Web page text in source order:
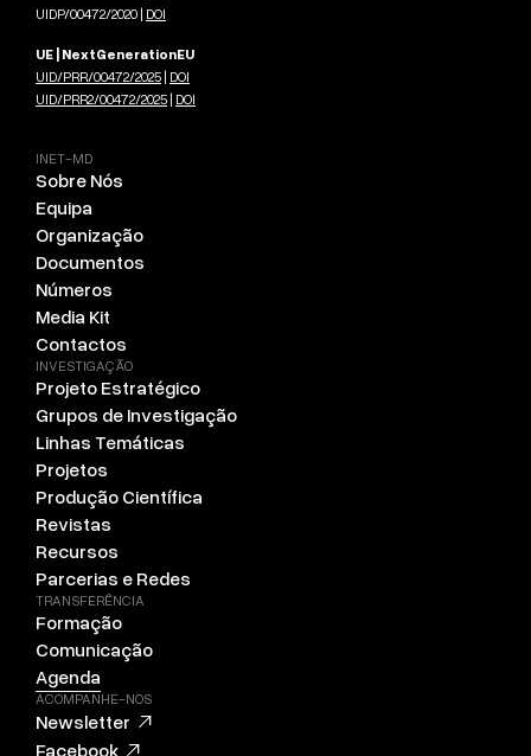
UIDP/00472/2020 | DOI
UE | NextGenerationEU
UID/PRR/00472/2025 | DOI
UID/PRR2/00472/2025 | DOI
INET-MD
Sobre Nós
Equipa
Organização
Documentos
Números
Media Kit
Contactos
INVESTIGAÇÃO
Projeto Estratégico
Grupos de Investigação
Linhas Temáticas
Projetos
Produção Científica
Revistas
Recursos
Parcerias e Redes
TRANSFERÊNCIA
Formação
Comunicação
Agenda
ACOMPANHE-NOS
Newsletter
Facebook